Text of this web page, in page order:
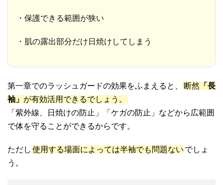
・保護できる範囲が狭い
・肌の露出部分だけ日焼けしてしまう
第一章でのラッシュガードの効果をふまえると、 断然 「長
袖」 が有効活用できるでしょう。
「紫外線、日焼けの防止」「ケガの防止」などから広範囲
で体を守ることができるからです。
ただし 使用する場面によっては半袖でも問題ない でしょ
う。